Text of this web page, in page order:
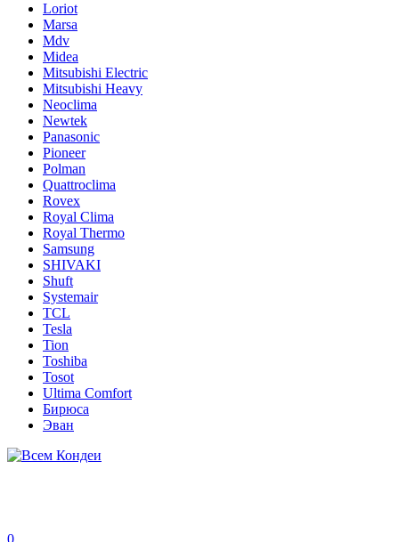
Loriot
Marsa
Mdv
Midea
Mitsubishi Electric
Mitsubishi Heavy
Neoclima
Newtek
Panasonic
Pioneer
Polman
Quattroclima
Rovex
Royal Clima
Royal Thermo
Samsung
SHIVAKI
Shuft
Systemair
TCL
Tesla
Tion
Toshiba
Tosot
Ultima Comfort
Бирюса
Эван
0